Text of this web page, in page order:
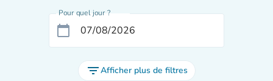
Pour quel jour ?
calendar_today
filter_listAfficher plus de filtres